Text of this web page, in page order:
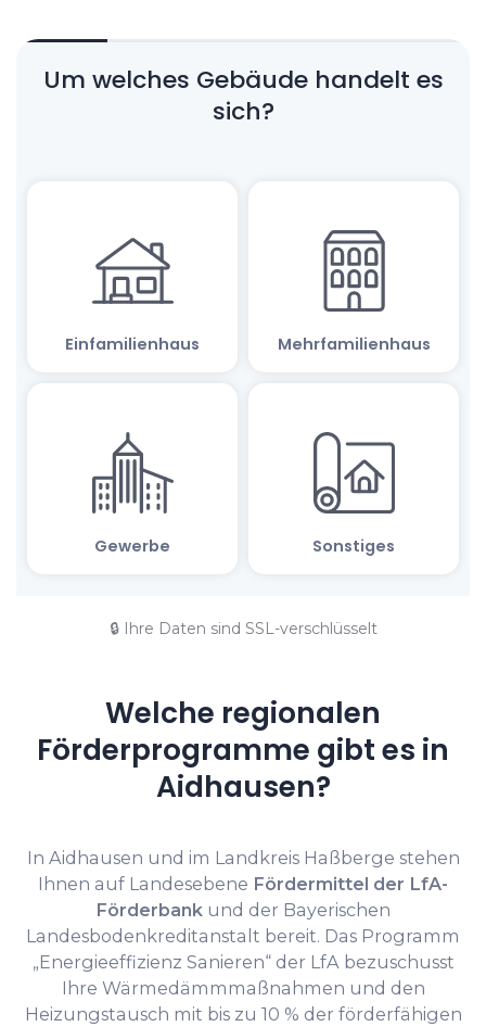
🔒 Ihre Daten sind SSL-verschlüsselt
Welche regionalen
Förderprogramme gibt es in
Aidhausen?
In Aidhausen und im Landkreis Haßberge stehen
Ihnen auf Landesebene Fördermittel der LfA-
Förderbank und der Bayerischen
Landesbodenkreditanstalt bereit. Das Programm
„Energieeffizienz Sanieren“ der LfA bezuschusst
Ihre Wärmedämmmaßnahmen und den
Heizungstausch mit bis zu 10 % der förderfähigen